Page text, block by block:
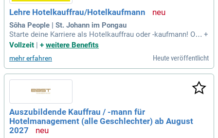
Lehre Hotelkauffrau/Hotelkaufmann
Sôha People | St. Johann im Pongau
Starte deine Karriere als Hotelkauffrau oder -kaufmann! Org
anisiere, kommuniziere und plane in einem dynamischen U
äste, beantworte ihre Fragen und löse Herausforderungen m
it Bravour.
+
Vollzeit | + weitere Benefits
mehr erfahren Heute veröffentlicht
Auszubildende Kauffrau / -mann für
Hotelmanagement (alle Geschlechter) ab August
2027